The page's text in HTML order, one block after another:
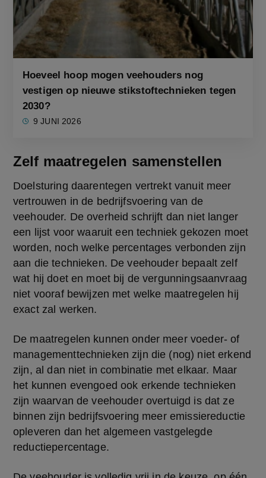
Hoeveel hoop mogen veehouders nog
vestigen op nieuwe stikstoftechnieken tegen
2030?
9 JUNI 2026
Zelf maatregelen samenstellen
Doelsturing daarentegen vertrekt vanuit meer
vertrouwen in de bedrijfsvoering van de
veehouder. De overheid schrijft dan niet langer
een lijst voor waaruit een techniek gekozen moet
worden, noch welke percentages verbonden zijn
aan die technieken. De veehouder bepaalt zelf
wat hij doet en moet bij de vergunningsaanvraag
niet vooraf bewijzen met welke maatregelen hij
exact zal werken.
De maatregelen kunnen onder meer voeder- of
managementtechnieken zijn die (nog) niet erkend
zijn, al dan niet in combinatie met elkaar. Maar
het kunnen evengoed ook erkende technieken
zijn waarvan de veehouder overtuigd is dat ze
binnen zijn bedrijfsvoering meer emissiereductie
opleveren dan het algemeen vastgelegde
reductiepercentage.